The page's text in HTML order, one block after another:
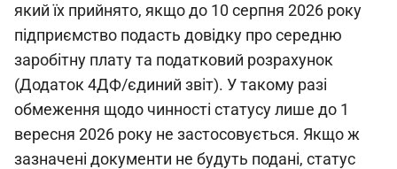
який їх прийнято, якщо до 10 серпня 2026 року
підприємство подасть довідку про середню
заробітну плату та податковий розрахунок
(Додаток 4ДФ/єдиний звіт). У такому разі
обмеження щодо чинності статусу лише до 1
вересня 2026 року не застосовується. Якщо ж
зазначені документи не будуть подані, статус